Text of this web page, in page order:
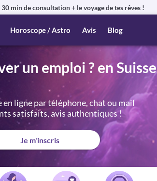
min de consultation + le voyage de tes rêves !
Horoscope / Astro Avis Blog
un emploi ? en Suisse
en ligne par téléphone, chat ou mail
satisfaits, avis authentiques !
Je m'inscris